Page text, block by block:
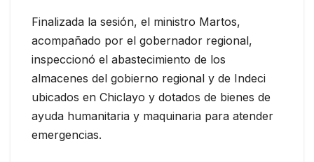
Finalizada la sesión, el ministro Martos,
acompañado por el gobernador regional,
inspeccionó el abastecimiento de los
almacenes del gobierno regional y de Indeci
ubicados en Chiclayo y dotados de bienes de
ayuda humanitaria y maquinaria para atender
emergencias.